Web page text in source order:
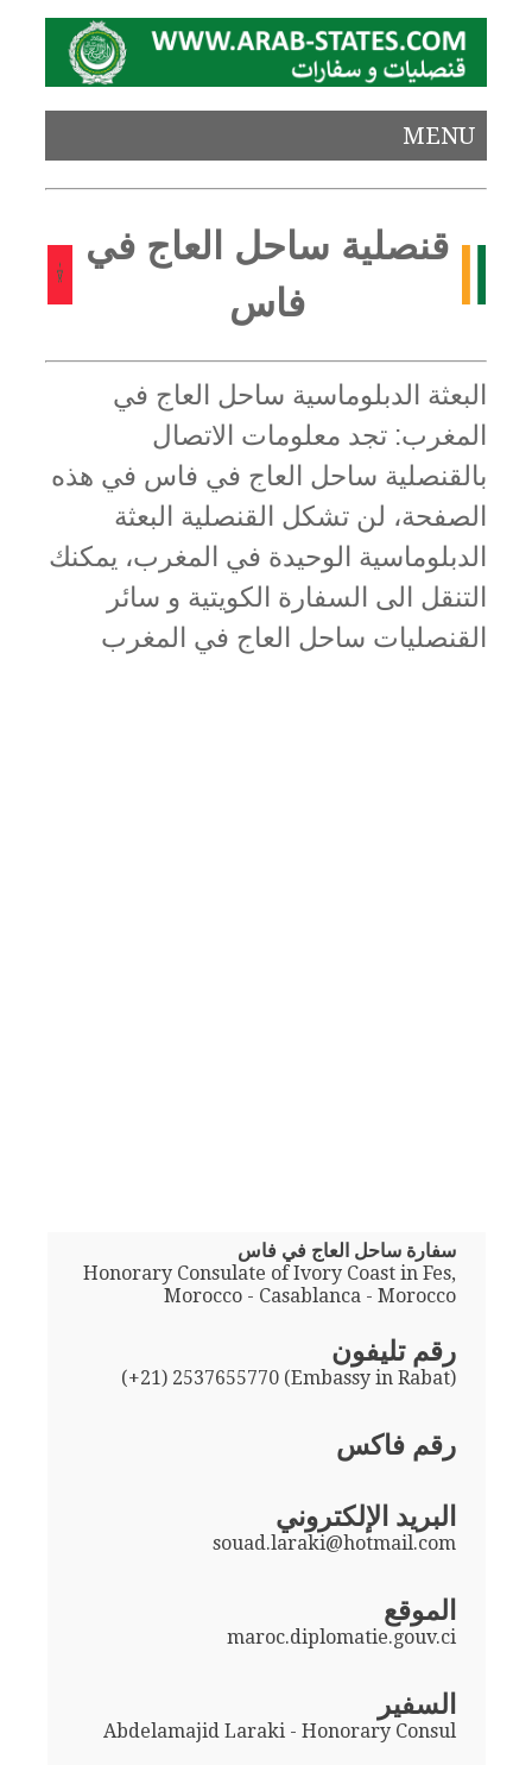
MENU
قنصلية ساحل العاج في
فاس
البعثة الدبلوماسية ساحل العاج في
المغرب: تجد معلومات الاتصال
بالقنصلية ساحل العاج في فاس في هذه
الصفحة، لن تشكل القنصلية البعثة
الدبلوماسية الوحيدة في المغرب، يمكنك
التنقل الى السفارة الكويتية و سائر
القنصليات ساحل العاج في المغرب
سفارة ساحل العاج في فاس
Honorary Consulate of Ivory Coast in Fes,
Morocco - Casablanca - Morocco
رقم تليفون
(+21) 2537655770 (Embassy in Rabat)
رقم فاكس
البريد الإلكتروني
souad.laraki@hotmail.com
الموقع
maroc.diplomatie.gouv.ci
السفير
Abdelamajid Laraki - Honorary Consul